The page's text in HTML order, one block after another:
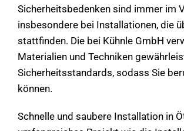
Sicherheitsbedenken sind immer im
insbesondere bei Installationen, die
stattfinden. Die bei Kühnle GmbH
Materialien und Techniken
Sicherheitsstandards, sodass Sie
können.
Schnelle und saubere Installation in